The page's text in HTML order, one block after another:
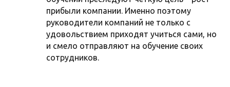
прибыли компании. Именно поэтому
руководители компаний не только с
удовольствием приходят учиться сами, но
и смело отправляют на обучение своих
сотрудников.